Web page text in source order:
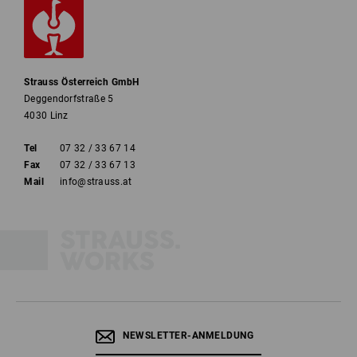
Strauss Österreich GmbH
Deggendorfstraße 5
4030 Linz
Tel
07 32 / 33 67 14
Fax
07 32 / 33 67 13
Mail
info@strauss.at
NEWSLETTER-ANMELDUNG